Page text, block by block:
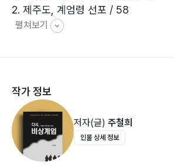
2. 제주도, 계엄령 선포 / 58
3. 한국전쟁과 계엄 / 77
3장. 박정희와 계엄 그리고 독재자 _103
1. 5·16쿠데타와 계엄 / 105
2. 6·3항쟁과 계엄 / 114
3. 유신 친위쿠데타와 계엄 / 126
4. 부마민주항쟁과 계엄 / 138
펼쳐보기
작가 정보
저자(글) 주철희
인물 상세 정보